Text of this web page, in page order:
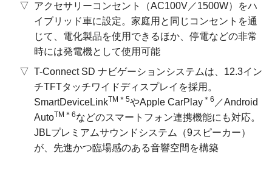
アクセサリーコンセント（AC100V／1500W）をハ
イブリッド車に設定。家庭用と同じコンセントを通
じて、電化製品を使用できるほか、停電などの非常
時には発電機として使用可能
T-Connect SD ナビゲーションシステムは、12.3イン
チTFTタッチワイドディスプレイを採用。
SmartDeviceLinkTM＊5やApple CarPlay ＊6 ／Android
AutoTM＊6などのスマートフォン連携機能にも対応。
JBLプレミアムサウンドシステム（9スピーカー）
が、先進かつ臨場感のある音響空間を構築